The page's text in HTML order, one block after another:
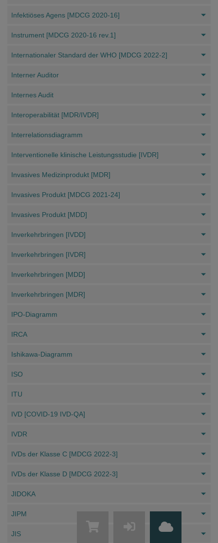
Infektiöses Agens [MDCG 2020-16]
Instrument [MDCG 2020-16 rev.1]
Internationaler Standard der WHO [MDCG 2022-2]
Interner Auditor
Internes Audit
Interoperabilität [MDR/IVDR]
Interrelationsdiagramm
Interventionelle klinische Leistungsstudie [IVDR]
Invasives Medizinprodukt [MDR]
Invasives Produkt [MDCG 2021-24]
Invasives Produkt [MDD]
Inverkehrbringen [IVDD]
Inverkehrbringen [IVDR]
Inverkehrbringen [MDD]
Inverkehrbringen [MDR]
IPO-Diagramm
IRCA
Ishikawa-Diagramm
ISO
ITU
IVD [COVID-19 IVD-QA]
IVDR
IVDs der Klasse C [MDCG 2022-3]
IVDs der Klasse D [MDCG 2022-3]
JIDOKA
JIPM
JIS